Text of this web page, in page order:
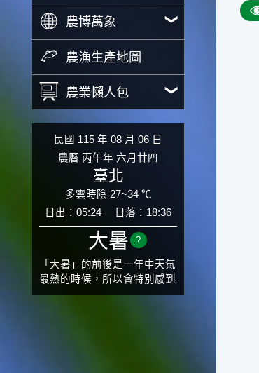
農博萬象
農漁生產地圖
農業懶人包
民國 115 年 08 月 06 日
農曆 丙午年 六月廿四
臺北
多雲時陰 27~34 ℃
日出：05:24
日落：18:36
大暑 ?
「大暑」的前後是一年中天氣
最熱的時候，所以會特別感到
氣候炙熱難耐。有句俗話「小